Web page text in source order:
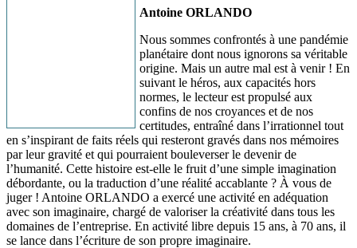
Antoine ORLANDO
Nous sommes confrontés à une pandémie
planétaire dont nous ignorons sa véritable
origine. Mais un autre mal est à venir ! En
suivant le héros, aux capacités hors
normes, le lecteur est propulsé aux
confins de nos croyances et de nos
certitudes, entraîné dans l’irrationnel tout
en s’inspirant de faits réels qui resteront gravés dans nos mémoires
par leur gravité et qui pourraient bouleverser le devenir de
l’humanité. Cette histoire est-elle le fruit d’une simple imagination
débordante, ou la traduction d’une réalité accablante ? À vous de
juger ! Antoine ORLANDO a exercé une activité en adéquation
avec son imaginaire, chargé de valoriser la créativité dans tous les
domaines de l’entreprise. En activité libre depuis 15 ans, à 70 ans, il
se lance dans l’écriture de son propre imaginaire.